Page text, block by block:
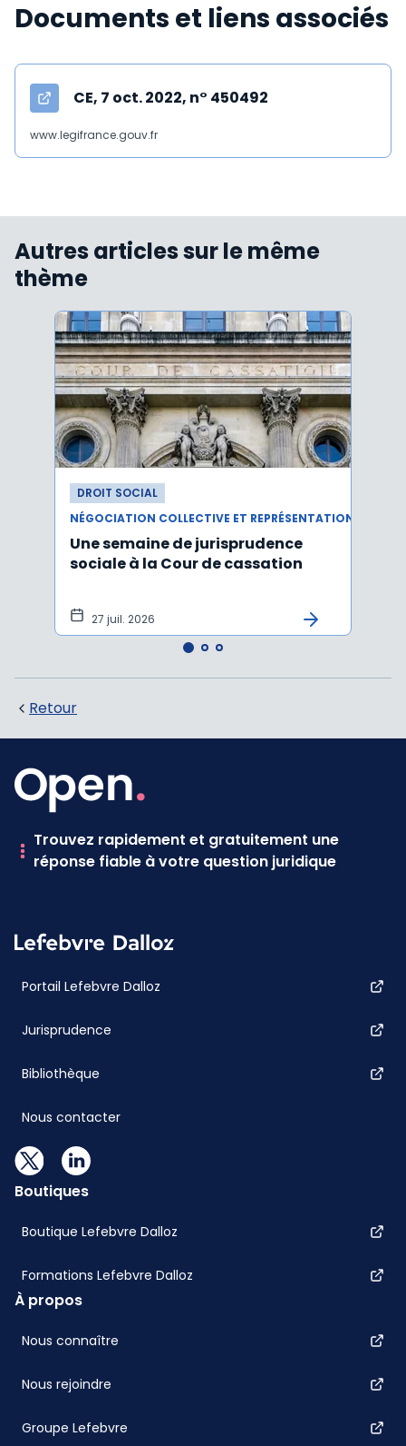
Documents et liens associés
CE, 7 oct. 2022, n° 450492
www.legifrance.gouv.fr
Autres articles sur le même
thème
DROIT SOCIAL
Une semaine de jurisprudence
sociale à la Cour de cassation
27 juil. 2026
Retour
Trouvez rapidement et gratuitement une
réponse fiable à votre question juridique
Portail Lefebvre Dalloz
Jurisprudence
Bibliothèque
Nous contacter
Boutiques
Boutique Lefebvre Dalloz
Formations Lefebvre Dalloz
À propos
Nous connaître
Nous rejoindre
Groupe Lefebvre